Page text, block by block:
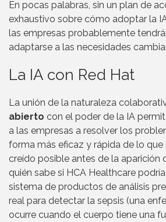
En pocas palabras, sin un plan de
exhaustivo sobre cómo adoptar la
las empresas probablemente
adaptarse a las necesidades
La IA con Red Hat
La unión de la naturaleza
abierto con el poder de la IA
a las empresas a resolver los
forma más eficaz y rápida de lo que
creído posible antes de la aparición
quién sabe si HCA Healthcare
sistema de productos de análisis
real para detectar la sepsis (una
ocurre cuando el cuerpo tiene una